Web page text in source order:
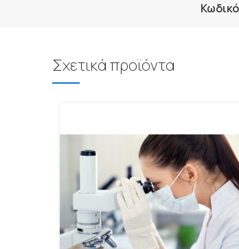
Σχετικά προϊόντα